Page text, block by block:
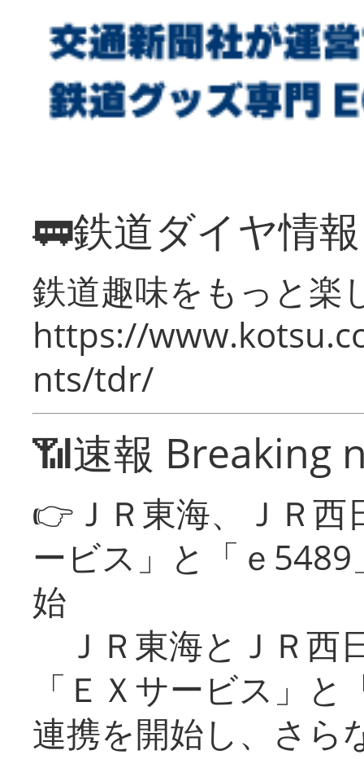
🚃鉄道ダイヤ情
鉄道趣味をもっと楽
https://
nts/tdr/
📶速報 Breaking
👉ＪＲ東海、ＪＲ
ービス」と「ｅ
始
ＪＲ東海とＪＲ西
「ＥＸサービス」
連携を開始し、さら